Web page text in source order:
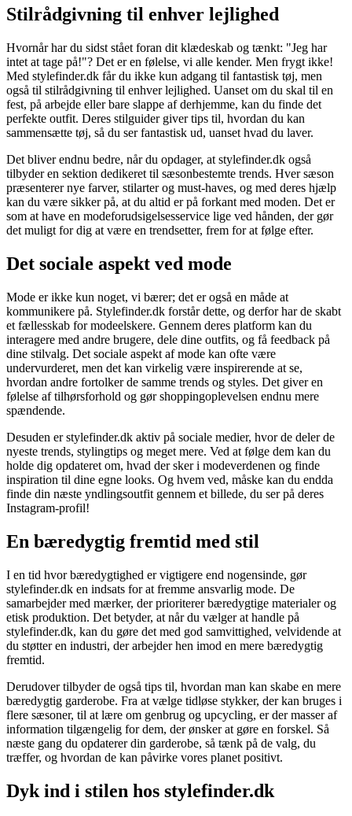
Stilrådgivning til enhver lejlighed
Hvornår har du sidst stået foran dit klædeskab og tænkt: "Jeg har
intet at tage på!"? Det er en følelse, vi alle kender. Men frygt ikke!
Med stylefinder.dk får du ikke kun adgang til fantastisk tøj, men
også til stilrådgivning til enhver lejlighed. Uanset om du skal til en
fest, på arbejde eller bare slappe af derhjemme, kan du finde det
perfekte outfit. Deres stilguider giver tips til, hvordan du kan
sammensætte tøj, så du ser fantastisk ud, uanset hvad du laver.
Det bliver endnu bedre, når du opdager, at stylefinder.dk også
tilbyder en sektion dedikeret til sæsonbestemte trends. Hver sæson
præsenterer nye farver, stilarter og must-haves, og med deres hjælp
kan du være sikker på, at du altid er på forkant med moden. Det er
som at have en modeforudsigelsesservice lige ved hånden, der gør
det muligt for dig at være en trendsetter, frem for at følge efter.
Det sociale aspekt ved mode
Mode er ikke kun noget, vi bærer; det er også en måde at
kommunikere på. Stylefinder.dk forstår dette, og derfor har de skabt
et fællesskab for modeelskere. Gennem deres platform kan du
interagere med andre brugere, dele dine outfits, og få feedback på
dine stilvalg. Det sociale aspekt af mode kan ofte være
undervurderet, men det kan virkelig være inspirerende at se,
hvordan andre fortolker de samme trends og styles. Det giver en
følelse af tilhørsforhold og gør shoppingoplevelsen endnu mere
spændende.
Desuden er stylefinder.dk aktiv på sociale medier, hvor de deler de
nyeste trends, stylingtips og meget mere. Ved at følge dem kan du
holde dig opdateret om, hvad der sker i modeverdenen og finde
inspiration til dine egne looks. Og hvem ved, måske kan du endda
finde din næste yndlingsoutfit gennem et billede, du ser på deres
Instagram-profil!
En bæredygtig fremtid med stil
I en tid hvor bæredygtighed er vigtigere end nogensinde, gør
stylefinder.dk en indsats for at fremme ansvarlig mode. De
samarbejder med mærker, der prioriterer bæredygtige materialer og
etisk produktion. Det betyder, at når du vælger at handle på
stylefinder.dk, kan du gøre det med god samvittighed, velvidende at
du støtter en industri, der arbejder hen imod en mere bæredygtig
fremtid.
Derudover tilbyder de også tips til, hvordan man kan skabe en mere
bæredygtig garderobe. Fra at vælge tidløse stykker, der kan bruges i
flere sæsoner, til at lære om genbrug og upcycling, er der masser af
information tilgængelig for dem, der ønsker at gøre en forskel. Så
næste gang du opdaterer din garderobe, så tænk på de valg, du
træffer, og hvordan de kan påvirke vores planet positivt.
Dyk ind i stilen hos stylefinder.dk